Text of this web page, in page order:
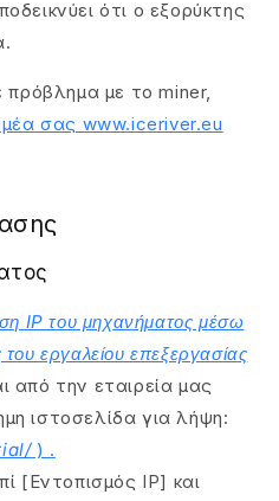
ότι ο εξορύκτης
πρόβλημα με το miner,
σας www.iceriver.eu
IP του μηχανήματος μέσω
εργαλείου επεξεργασίας
από την εταιρεία μας
ιστοσελίδα για λήψη:
) .
[Εντοπισμός IP] και